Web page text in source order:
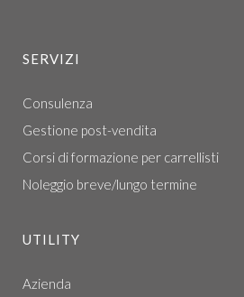
SERVIZI
Consulenza
Gestione post-vendita
Corsi di formazione per carrellisti
Noleggio breve/lungo termine
UTILITY
Azienda